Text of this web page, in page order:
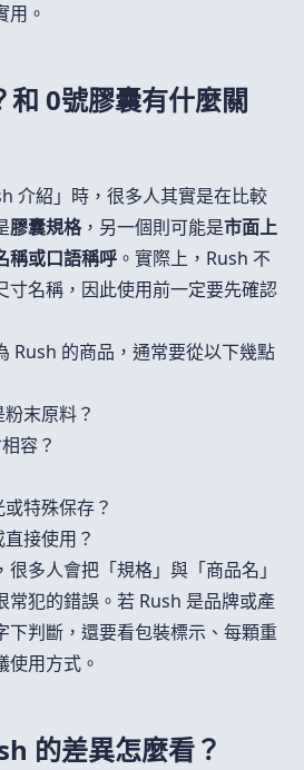
用。
和 0號膠囊有什麼關
介紹」時，很多人其實是在比較
膠囊規格，另一個則可能是市面上
稱或口語稱呼 。實際上，Rush 不
寸名稱，因此使用前一定要先確認
Rush 的商品，通常要從以下幾點
末原料？
容？
特殊保存？
接使用？
多人會把「規格」與「商品名」
常犯的錯誤。若 Rush 是品牌或產
下判斷，還要看包裝標示、每顆重
使用方式。
的差異怎麼看？